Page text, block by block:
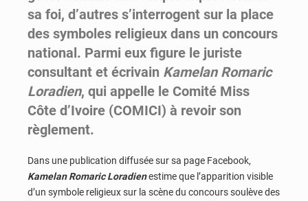
sa foi, d’autres s’interrogent sur la place
des symboles religieux dans un concours
national. Parmi eux figure le juriste
consultant et écrivain Kamelan Romaric
Loradien, qui appelle le Comité Miss
Côte d’Ivoire (COMICI) à revoir son
règlement.
Dans une publication diffusée sur sa page Facebook,
Kamelan Romaric Loradienestime que l’apparition visible
d’un symbole religieux sur la scène du concours soulève des